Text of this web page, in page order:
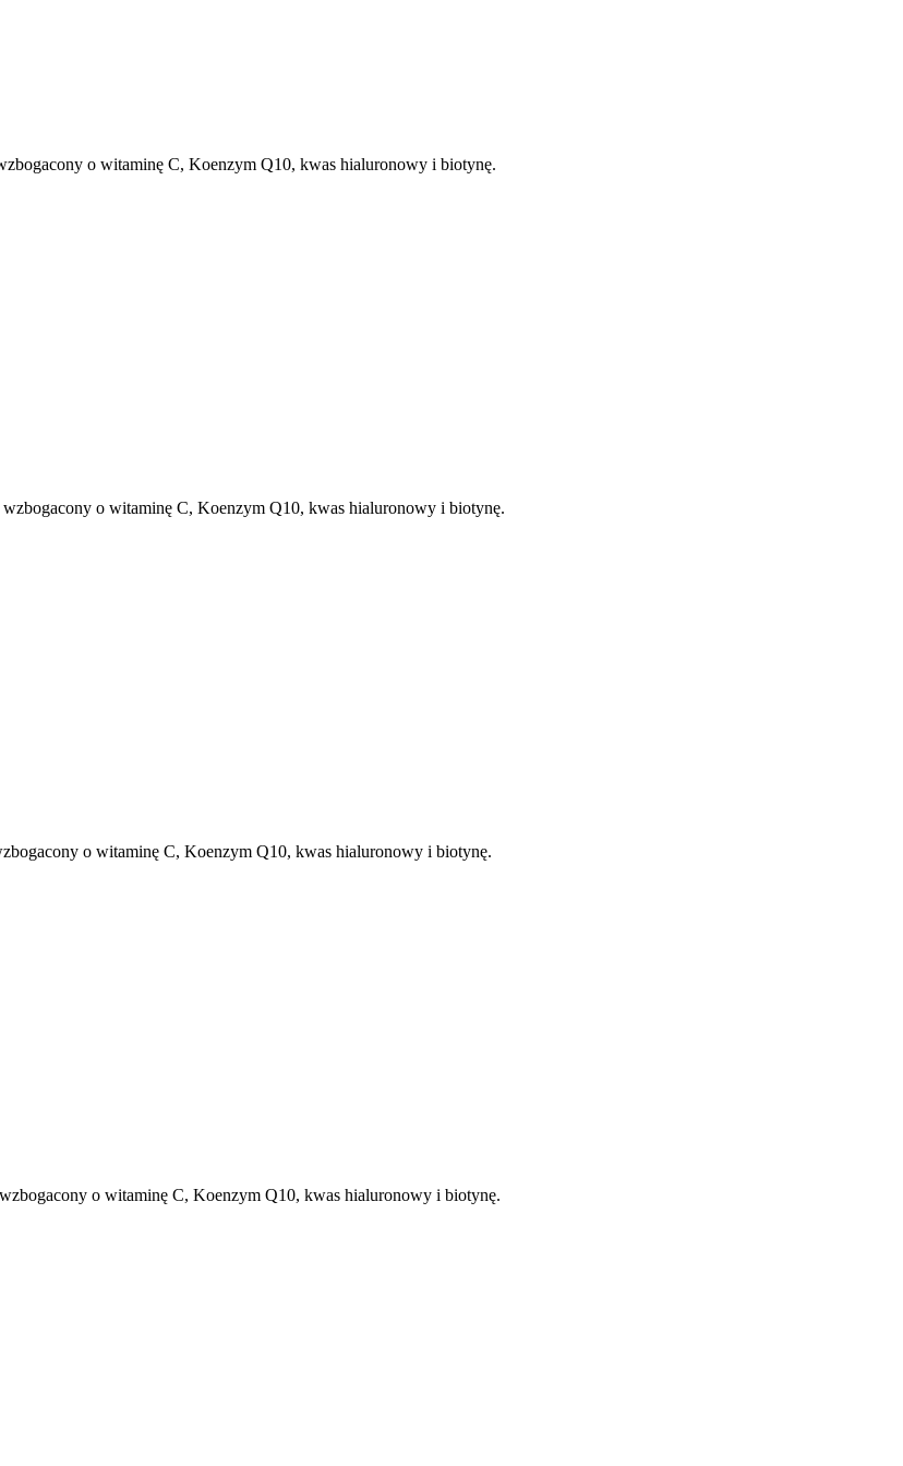
o witaminę C, Koenzym Q10, kwas hialuronowy i biotynę.
o witaminę C, Koenzym Q10, kwas hialuronowy i biotynę.
o witaminę C, Koenzym Q10, kwas hialuronowy i biotynę.
o witaminę C, Koenzym Q10, kwas hialuronowy i biotynę.